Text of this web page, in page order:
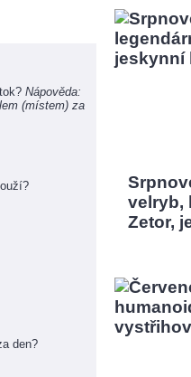
Nápověda:
(místem) za
den?
velryb,
Zetor,